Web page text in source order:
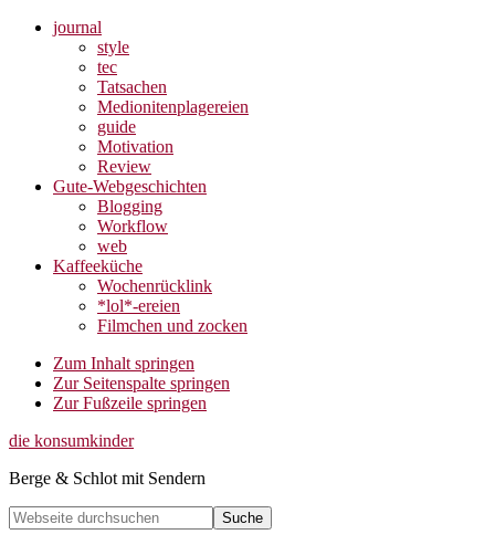
journal
style
tec
Tatsachen
Medionitenplagereien
guide
Motivation
Review
Gute-Webgeschichten
Blogging
Workflow
web
Kaffeeküche
Wochenrücklink
*lol*-ereien
Filmchen und zocken
Zum Inhalt springen
Zur Seitenspalte springen
Zur Fußzeile springen
die konsumkinder
Berge & Schlot mit Sendern
Webseite
durchsuchen